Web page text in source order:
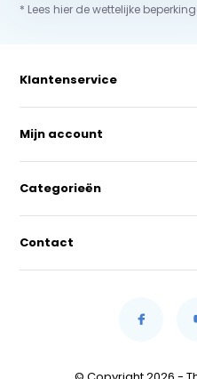
* Lees hier de wettelijke
Klantenservice
Mijn account
Categorieën
Contact